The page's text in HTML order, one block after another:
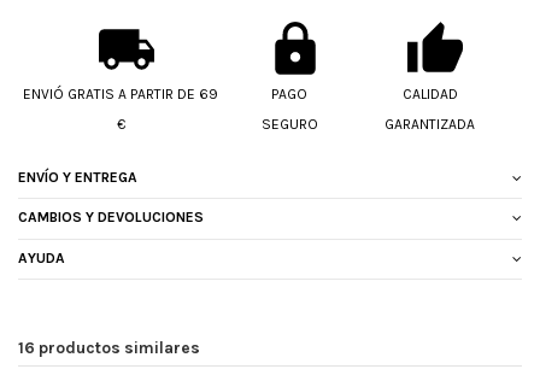
ENVIÓ GRATIS A PARTIR DE 69
€
PAGO
SEGURO
CALIDAD
GARANTIZADA
ENVÍO Y ENTREGA
CAMBIOS Y DEVOLUCIONES
AYUDA
16 productos similares